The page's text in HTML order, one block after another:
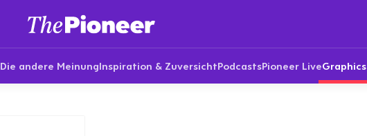
Die andere MeinungInspiration & ZuversichtPodcastsPioneer LiveGraphics